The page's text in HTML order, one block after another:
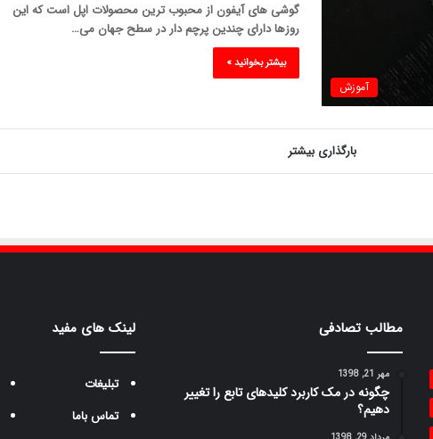
آموزش
گوشی های آیفون از محبوب ترین محصولات اپل است که این
روزها دارای چندین پرچم دار در سطح جهان می…
بیشتر بخوانید »
بارگذاری بیشتر
مطالب تصادفی
مهر 21, 1398
چگونه در مک کاربرد کلیدهای تابع را تغییر
دهیم؟
لینک های مفید
تبلیغات
تماس باما